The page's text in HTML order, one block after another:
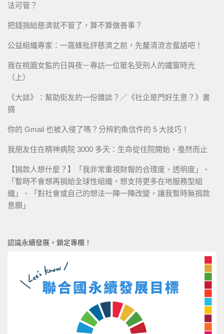
法可管？
把錢捐給慈濟就不管了，算不算做善事？
公益組織專家：一窩蜂批評慈濟之前，先釐清流言蜚語吧！
我在桃園女監的日與夜－專訪一位匿名受刑人的鐵窗時光
（上）
《大誌》：幫助街友的一份雜誌？／《社企是門好生意？》書
摘
你的 Gmail 也被入侵了嗎？分辨釣魚信件的 5 大技巧！
我朋友住在精神病院 3000 多天：生命從住院開始，戞然而止
【捐款人想什麼？】「我非常重視財報的合理度、透明度」、
「暫時不會想再捐給全球性組織，想支持更多在地服務型組
織」、「對社會或自己的想法一陣一陣改變，讓我暫時無捐款
意願」
認識永續發展，鎖定專欄！